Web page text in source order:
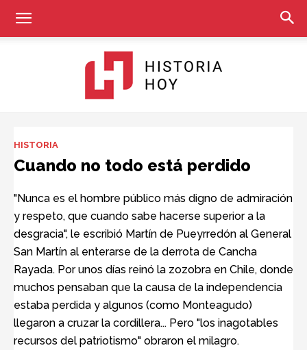
HISTORIA
Cuando no todo está perdido
"Nunca es el hombre público más digno de admiración
y respeto, que cuando sabe hacerse superior a la
desgracia", le escribió Martín de Pueyrredón al General
San Martín al enterarse de la derrota de Cancha
Rayada. Por unos días reinó la zozobra en Chile, donde
muchos pensaban que la causa de la independencia
estaba perdida y algunos (como Monteagudo)
llegaron a cruzar la cordillera... Pero "los inagotables
recursos del patriotismo" obraron el milagro.